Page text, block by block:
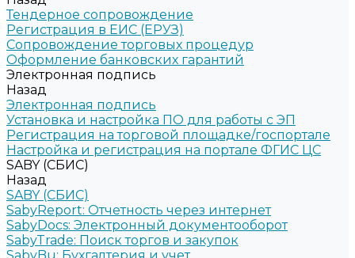
Тендерное сопровождение
Регистрация в ЕИС (ЕРУЗ)
Сопровождение торговых процедур
Оформление банковских гарантий
Электронная подпись
Назад
Электронная подпись
Установка и настройка ПО для работы с ЭП
Регистрация на торговой площадке/госпортале
Настройка и регистрация на портале ФГИС ЦС
SABY (СБИС)
Назад
SABY (СБИС)
SabyReport: Отчетность через интернет
SabyDocs: Электронный документооборот
SabyTrade: Поиск торгов и закупок